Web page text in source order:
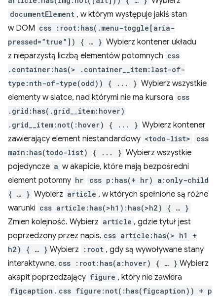
documentElement , w którym występuje jakiś stan
w DOM css :root:has(.menu-toggle[aria-
pressed=”true”]) { … } Wybierz kontener układu
z nieparzystą liczbą elementów potomnych css
.container:has(> .container__item:last-of-
type:nth-of-type(odd)) { ... } Wybierz wszystkie
elementy w siatce, nad którymi nie ma kursora css
.grid:has(.grid__item:hover)
.grid__item:not(:hover) { ... } Wybierz kontener
zawierający element niestandardowy <todo-list>
css
main:has(todo-list) { ... } Wybierz wszystkie
pojedyncze a w akapicie, które mają bezpośredni
element potomny hr
css p:has(+ hr) a:only-child
{ … } Wybierz article , w których spełnione są różne
warunki css article:has(>h1):has(>h2) { … }
Zmien kolejność. Wybierz article , gdzie tytuł jest
poprzedzony przez napis. css article:has(> h1 +
h2) { … } Wybierz :root , gdy są wywoływane stany
interaktywne. css :root:has(a:hover) { … } Wybierz
akapit poprzedzający figure , który nie zawiera
figcaption . css figure:not(:has(figcaption)) + p